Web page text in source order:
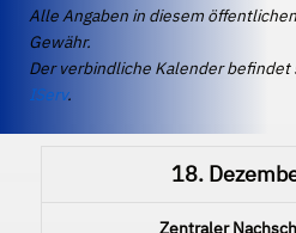
Alle Angaben in diesem
Gewähr.
Der verbindliche Kalender befindet
IServ.
18.
Zentraler